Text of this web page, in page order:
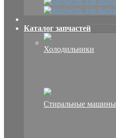
Каталог запчастей
Холодильники
Стиральные машины